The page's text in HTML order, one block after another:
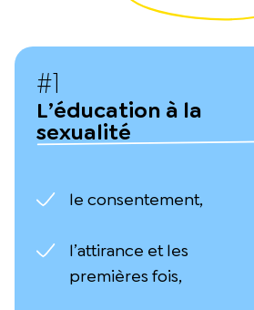
#1
L’éducation à la
sexualité
le consentement,
l’attirance et les
premières fois,